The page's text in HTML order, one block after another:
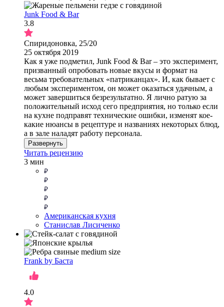
Junk Food & Bar
3.8
Спиридоновка, 25/20
25 октября 2019
Как я уже подметил, Junk Food & Bar – это эксперимент,
призванный опробовать новые вкусы и формат на
весьма требовательных «патриканцах». И, как бывает с
любым экспериментом, он может оказаться удачным, а
может завершиться безрезультатно. Я лично ратую за
положительный исход сего предприятия, но только если
на кухне подправят технические ошибки, изменят кое-
какие нюансы в рецептуре и названиях некоторых блюд,
а в зале наладят работу персонала.
Развернуть
Читать рецензию
3 мин
Американская кухня
Станислав Лисиченко
Frank by Баста
4.0